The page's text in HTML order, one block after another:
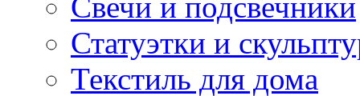
Статуэтки и
Текстиль для дома